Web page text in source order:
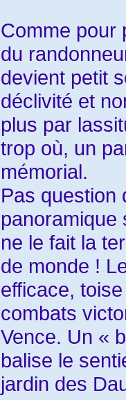
Comme pour
du
devient petit
déclivité et
plus par
trop où, un
mémorial.
Pas question
panoramique
ne le fait la
de monde !
efficace,
combats
Vence. Un «
balise le
jardin des